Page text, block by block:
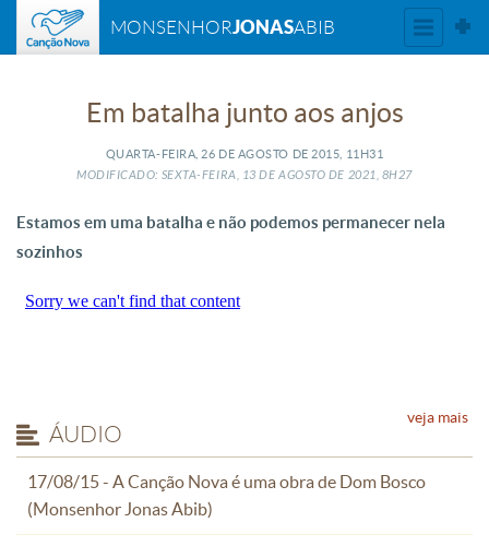
MONSENHORJONASABIB
Em batalha junto aos anjos
QUARTA-FEIRA, 26 DE AGOSTO DE 2015, 11H31
MODIFICADO: SEXTA-FEIRA, 13 DEAGOSTO DE 2021, 8H27
Estamos em uma batalha e não podemos permanecer nela
sozinhos
ÁUDIO
17/08/15 - A Canção Nova é uma obra de Dom Bosco
(Monsenhor Jonas Abib)
veja mais